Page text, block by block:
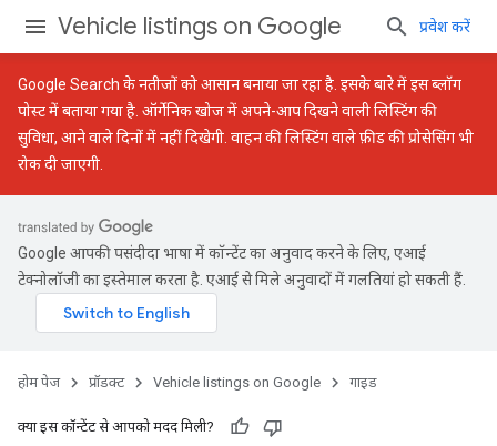
Vehicle listings on Google प्रवेश करें
Google Search के नतीजों को आसान बनाया जा रहा है. इसके बारे मेंइस ब्लॉग
पोस्टमें बताया गया है. ऑर्गेनिक खोज में अपने-आप दिखने वाली लिस्टिंग की
सुविधा, आने वाले दिनों में नहीं दिखेगी. वाहन की लिस्टिंग वाले फ़ीड की प्रोसेसिंग भी
रोक दी जाएगी.
Google आपकी पसंदीदा भाषा में कॉन्टेंट का अनुवाद करने के लिए, एआई
टेक्नोलॉजी का इस्तेमाल करता है. एआई से मिले अनुवादों में गलतियां हो सकती हैं.
होम पेज प्रॉडक्ट Vehicle listings on Google गाइड
क्या इस कॉन्टेंट से आपको मदद मिली?